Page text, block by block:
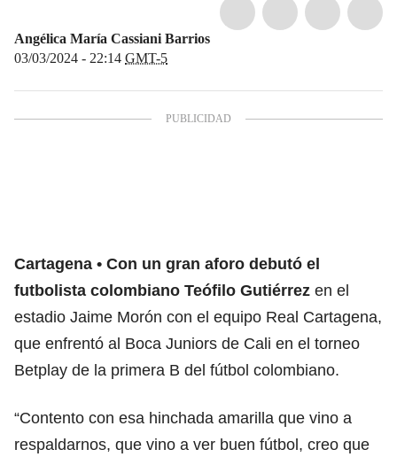
Angélica María Cassiani Barrios
03/03/2024 - 22:14 GMT-5
Cartagena
Con un gran aforo debutó el
futbolista colombiano Teófilo Gutiérrez en el
estadio Jaime Morón con el equipo Real Cartagena,
que enfrentó al Boca Juniors de Cali en el torneo
Betplay de la primera B del fútbol colombiano.
“Contento con esa hinchada amarilla que vino a
respaldarnos, que vino a ver buen fútbol, creo que